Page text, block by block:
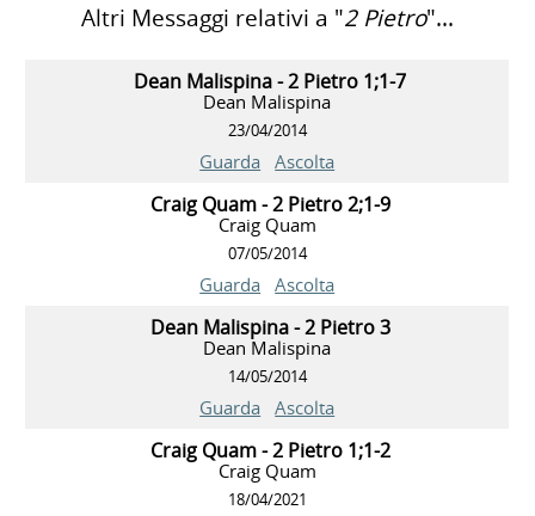
Altri Messaggi relativi a "2 Pietro"...
Dean Malispina - 2 Pietro 1;1-7
Dean Malispina
23/04/2014
Guarda Ascolta
Craig Quam - 2 Pietro 2;1-9
Craig Quam
07/05/2014
Guarda Ascolta
Dean Malispina - 2 Pietro 3
Dean Malispina
14/05/2014
Guarda Ascolta
Craig Quam - 2 Pietro 1;1-2
Craig Quam
18/04/2021